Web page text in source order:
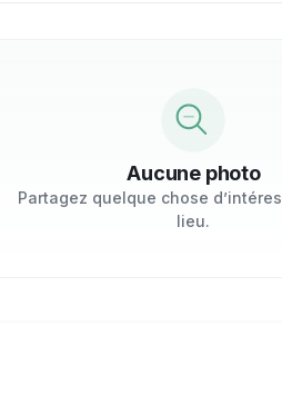
Aucune photo
Partagez quelque chose
lieu.